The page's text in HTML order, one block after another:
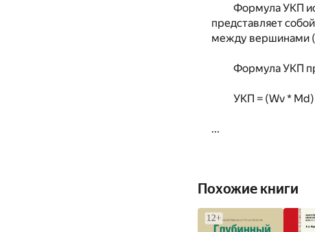
Формула УКП
представляет
между вершинами
Формула УКП
УКП = (Wv *
...
Похожие книги